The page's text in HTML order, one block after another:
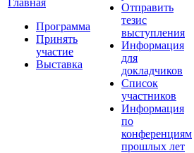
Программа
Принять
участие
Выставка
Отправить
тезис
выступления
Информация
для
докладчиков
Список
участников
Информация
по
конференциям
прошлых лет